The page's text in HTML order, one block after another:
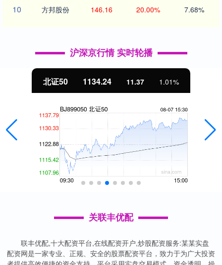
10 方邦股份 146.16 20.00% 7.68%
沪深京行情 实时轮播
北证50 1134.24 11.37 1.01%
关联丰优配
联丰优配,十大配资平台,在线配资开户,炒股配资服务:某某实盘
配资网是一家专业、正规、安全的股票配资平台，致力于为广大投资